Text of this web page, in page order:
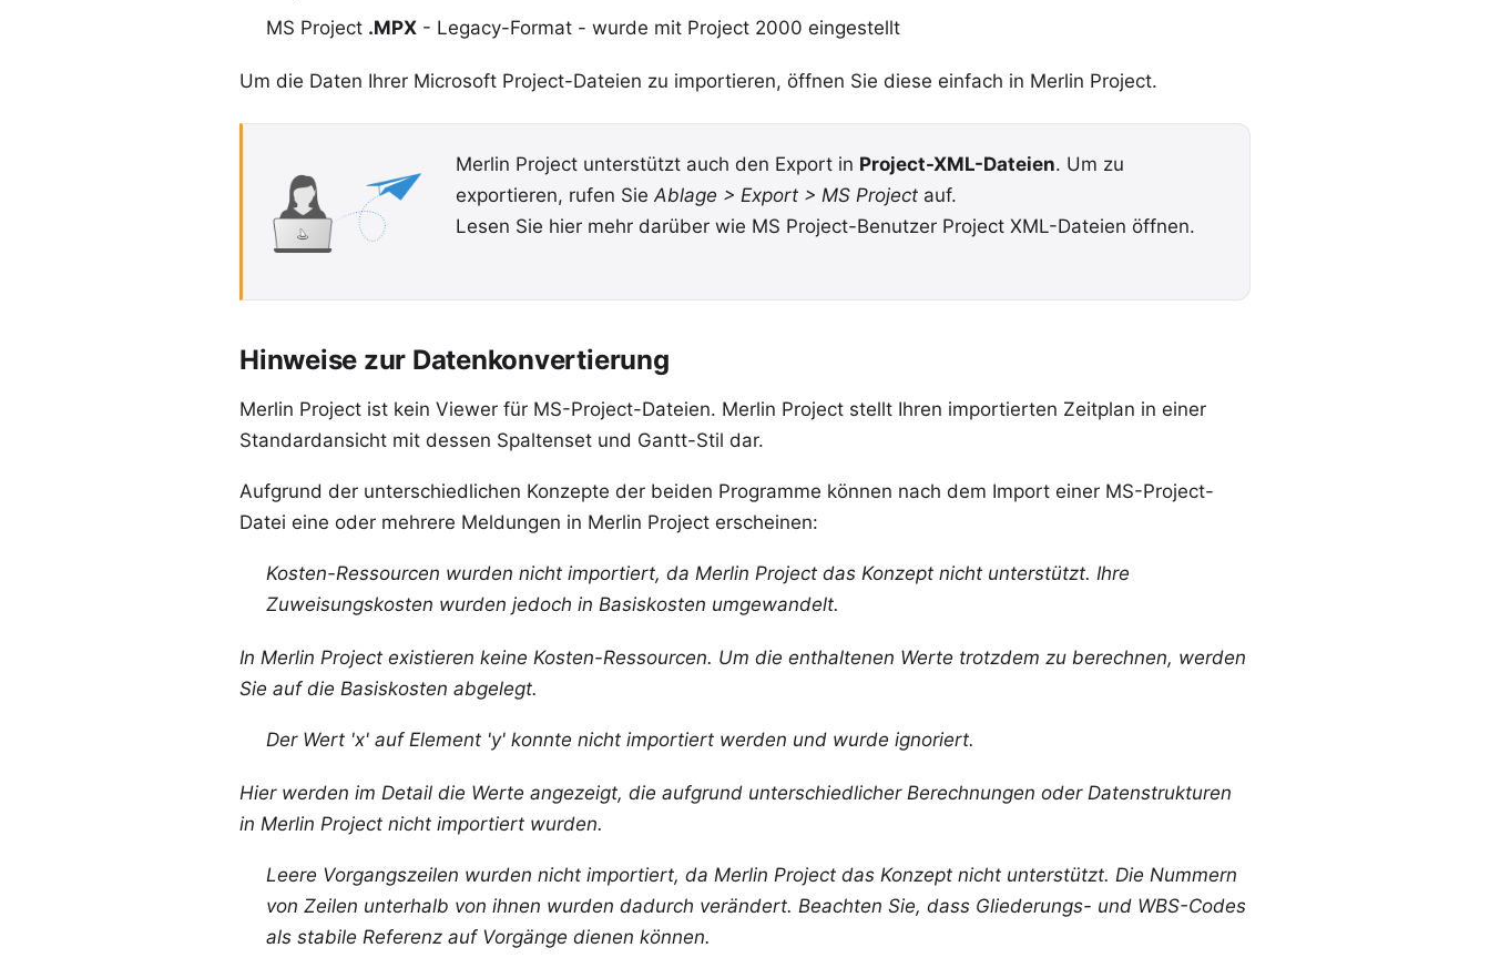
MS Project .MPX - Legacy-Format - wurde mit Project 2000 eingestellt
Um die Daten Ihrer Microsoft Project-Dateien zu importieren, öffnen Sie diese einfach in Merlin Project.
Merlin Project unterstützt auch den Export in Project-XML-Dateien. Um zu
exportieren, rufen SieAblage > Export > MS Project auf.
Lesen Sie hier mehr darüber wie MS Project-Benutzer Project XML-Dateien öffnen.
Hinweise zur Datenkonvertierung
Merlin Project ist kein Viewer für MS-Project-Dateien. Merlin Project stellt Ihren importierten Zeitplan in einer
Standardansicht mit dessen Spaltenset und Gantt-Stil dar.
Aufgrund der unterschiedlichen Konzepte der beiden Programme können nach dem Import einer MS-Project-
Datei eine oder mehrere Meldungen in Merlin Project erscheinen:
Kosten-Ressourcen wurden nicht importiert, da Merlin Project das Konzept nicht unterstützt. Ihre
Zuweisungskosten wurden jedoch in Basiskosten umgewandelt.
In Merlin Project existieren keine Kosten-Ressourcen. Um die enthaltenen Werte trotzdem zu berechnen, werden
Sie auf die Basiskosten abgelegt.
Der Wert 'x' auf Element 'y' konnte nicht importiert werden und wurde ignoriert.
Hier werden im Detail die Werte angezeigt, die aufgrund unterschiedlicher Berechnungen oder Datenstrukturen
in Merlin Project nicht importiert wurden.
Leere Vorgangszeilen wurden nicht importiert, da Merlin Project das Konzept nicht unterstützt. Die Nummern
von Zeilen unterhalb von ihnen wurden dadurch verändert. Beachten Sie, dass Gliederungs- und WBS-Codes
als stabile Referenz auf Vorgänge dienen können.